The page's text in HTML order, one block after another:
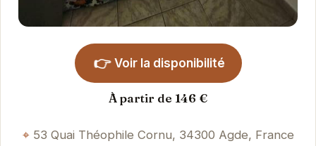
👉 Voir la disponibilité
À partir de 146 €
53 Quai Théophile Cornu, 34300 Agde, France